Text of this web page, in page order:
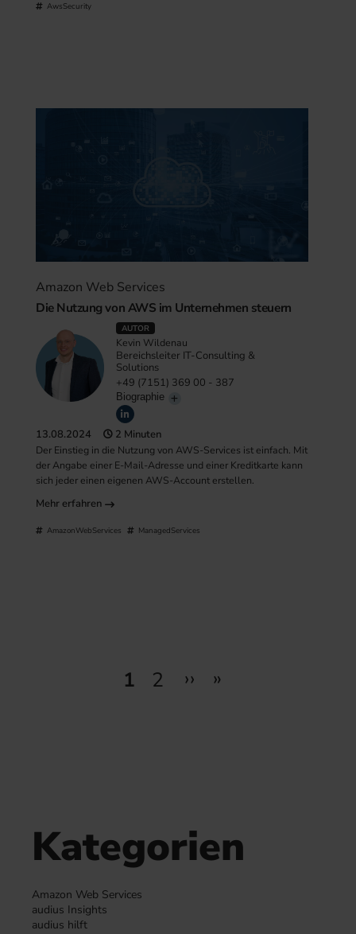
AwsSecurity
Amazon Web Services
Die Nutzung von AWS im Unternehmen steuern
AUTOR
Kevin Wildenau
Bereichsleiter IT-Consulting &
Solutions
+49 (7151) 369 00 - 387
Biographie
13.08.2024 2 Minuten
Der Einstieg in die Nutzung von AWS-Services ist einfach. Mit
der Angabe einer E-Mail-Adresse und einer Kreditkarte kann
sich jeder einen eigenen AWS-Account erstellen.
Mehr erfahren
AmazonWebServices ManagedServices
Seitennummerierung
Seite
1 Seite
2 Next page
›› Last page
»
Kategorien
Amazon Web Services
audius Insights
audius hilft